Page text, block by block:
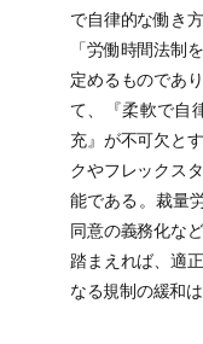
で自律的な働き
「労働時間法制
定めるものであ
て、『柔軟で自
充』が不可欠と
クやフレックス
能である。裁量
同意の義務化な
踏まえれば、適
なる規制の緩和